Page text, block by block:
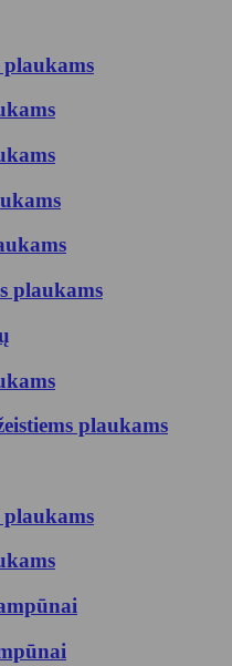
plaukams
plaukams
plaukams
plaukams